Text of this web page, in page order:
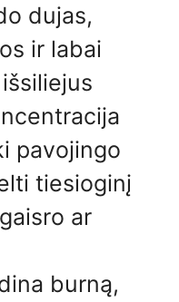
dujas,
ir labai
pavojingo
tiesioginį
ar
burną,